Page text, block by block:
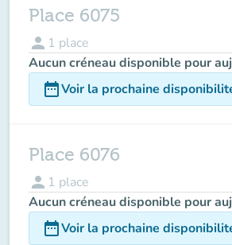
Place 6075
person 1 place
Aucun créneau disponible pour
date_rangeVoir la prochaine
Place 6076
person 1 place
Aucun créneau disponible pour
date_rangeVoir la prochaine